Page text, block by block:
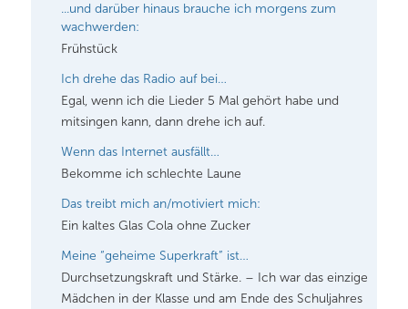
...und darüber hinaus brauche ich morgens zum
wachwerden:
Frühstück
Ich drehe das Radio auf bei…
Egal, wenn ich die Lieder 5 Mal gehört habe und
mitsingen kann, dann drehe ich auf.
Wenn das Internet ausfällt…
Bekomme ich schlechte Laune
Das treibt mich an/motiviert mich:
Ein kaltes Glas Cola ohne Zucker
Meine “geheime Superkraft” ist…
Durchsetzungskraft und Stärke. – Ich war das einzige
Mädchen in der Klasse und am Ende des Schuljahres